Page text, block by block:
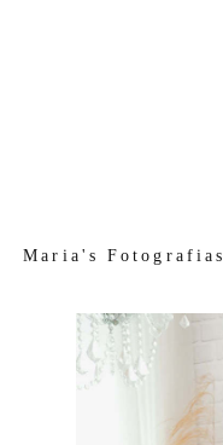
Maria's Fotografias